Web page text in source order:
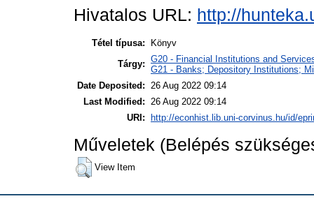
Hivatalos URL: http://
Tétel típusa:
Könyv
Tárgy: G20 - Financial Institutions and
G21 - Banks; Depository Institutions;
Date Deposited:
26 Aug 2022 09:14
Last Modified:
26 Aug 2022 09:14
URI:
http://econhist.lib.uni-corvinus.hu/id/
Műveletek (Belépés
View Item